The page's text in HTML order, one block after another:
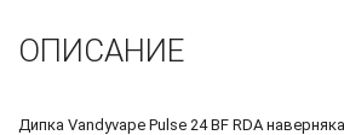
ОПИСАНИЕ
Дипка Vandyvape Pulse 24 BF RDA